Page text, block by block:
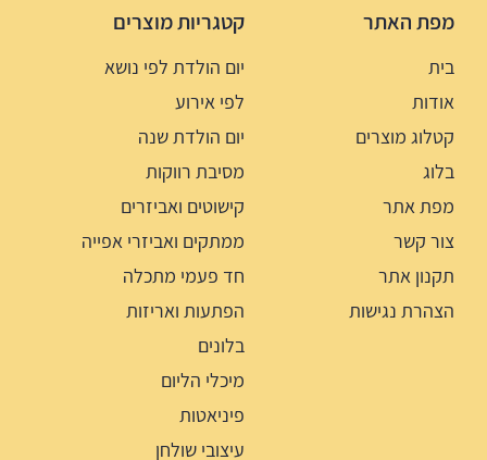
מפת האתר
בית
אודות
קטלוג מוצרים
בלוג
מפת אתר
צור קשר
תקנון אתר
הצהרת נגישות
קטגריות מוצרים
יום הולדת לפי נושא
לפי אירוע
יום הולדת שנה
מסיבת רווקות
קישוטים ואביזרים
ממתקים ואביזרי אפייה
חד פעמי מתכלה
הפתעות ואריזות
בלונים
מיכלי הליום
פיניאטות
עיצובי שולחן